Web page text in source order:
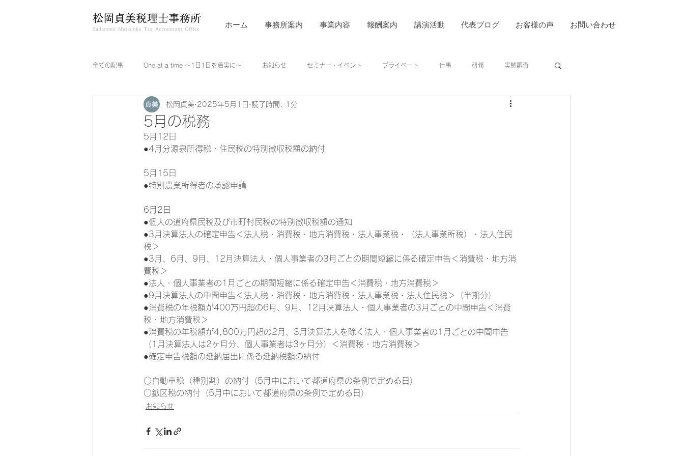
ホーム 事務所案内 事業内容 報酬案内 講演活動 代表ブログ お客様の声 お問い合わせ
全ての記事 One at a time ～1日1日を着実に～ お知らせ セミナー・イベント プライベート 仕事 研修 実態調査
5月の税務
松岡貞美 2025年5月1日 読了時間: 1分
5月12日
●4月分源泉所得税・住民税の特別徴収税額の納付
5月15日
●特別農業所得者の承認申請
6月2日
●個人の道府県民税及び市町村民税の特別徴収税額の通知
●3月決算法人の確定申告＜法人税・消費税・地方消費税・法人事業税・（法人事業所税）・法人住民
税＞
●3月、6月、9月、12月決算法人・個人事業者の3月ごとの期間短縮に係る確定申告＜消費税・地方消
費税＞
●法人・個人事業者の1月ごとの期間短縮に係る確定申告＜消費税・地方消費税＞
●9月決算法人の中間申告＜法人税・消費税・地方消費税・法人事業税・法人住民税＞（半期分）
●消費税の年税額が400万円超の6月、9月、12月決算法人・個人事業者の3月ごとの中間申告＜消費
税・地方消費税＞
●消費税の年税額が4,800万円超の2月、3月決算法人を除く法人・個人事業者の1月ごとの中間申告
（1月決算法人は2ヶ月分、個人事業者は3ヶ月分）＜消費税・地方消費税＞
●確定申告税額の延納届出に係る延納税額の納付
○自動車税（種別割）の納付（5月中において都道府県の条例で定める日）
○鉱区税の納付（5月中において都道府県の条例で定める日）
お知らせ